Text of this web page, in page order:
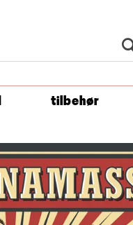
tilbehør